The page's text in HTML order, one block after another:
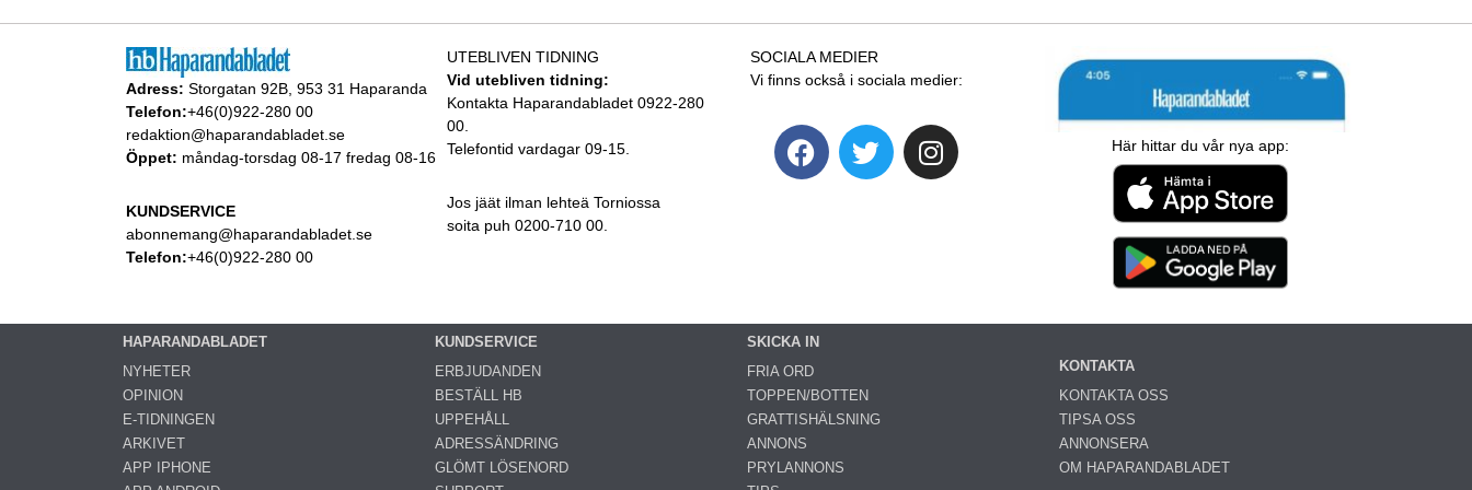
Adress: Storgatan 92B, 953 31 Haparanda
Telefon:+46(0)922-280 00
redaktion@haparandabladet.se
Öppet: måndag-torsdag 08-17 fredag 08-16
KUNDSERVICE
abonnemang@haparandabladet.se
Telefon:+46(0)922-280 00
UTEBLIVEN TIDNING
Vid utebliven tidning:
Kontakta Haparandabladet 0922-280
00.
Telefontid vardagar 09-15.
Jos jäät ilman lehteä Torniossa
soita puh 0200-710 00.
SOCIALA MEDIER
Vi finns också i sociala medier:
Här hittar du vår nya app:
HAPARANDABLADET
NYHETER
OPINION
E-TIDNINGEN
ARKIVET
APP IPHONE
KUNDSERVICE
ERBJUDANDEN
BESTÄLL HB
UPPEHÅLL
ADRESSÄNDRING
GLÖMT LÖSENORD
SKICKA IN
FRIA ORD
TOPPEN/BOTTEN
GRATTISHÄLSNING
ANNONS
PRYLANNONS
KONTAKTA
KONTAKTA OSS
TIPSA OSS
ANNONSERA
OM HAPARANDABLADET